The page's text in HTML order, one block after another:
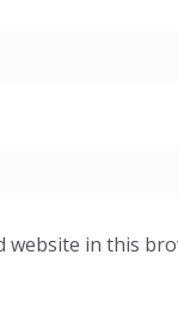
website in this